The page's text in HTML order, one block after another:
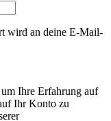
wird an deine E-Mail-
Ihre Erfahrung auf
Ihr Konto zu